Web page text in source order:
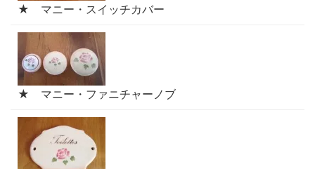
★ マニー・スイッチカバー
★ マニー・ファニチャーノブ